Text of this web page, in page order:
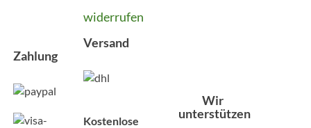
widerrufen
Zahlung
Versand
Kostenlose
Wir
unterstützen